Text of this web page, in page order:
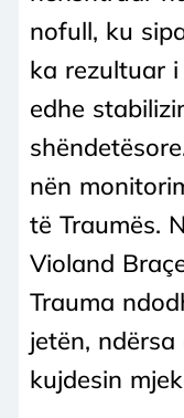
nofull, ku
ka rezultuar
edhe
nën
të Traumës.
Violand
Trauma
jetën,
kujdesin